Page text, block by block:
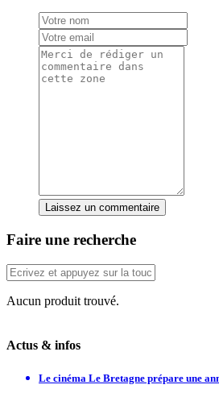
Laissez un commentaire
Faire une recherche
Aucun produit trouvé.
Actus & infos
Le cinéma Le Bretagne prépare une